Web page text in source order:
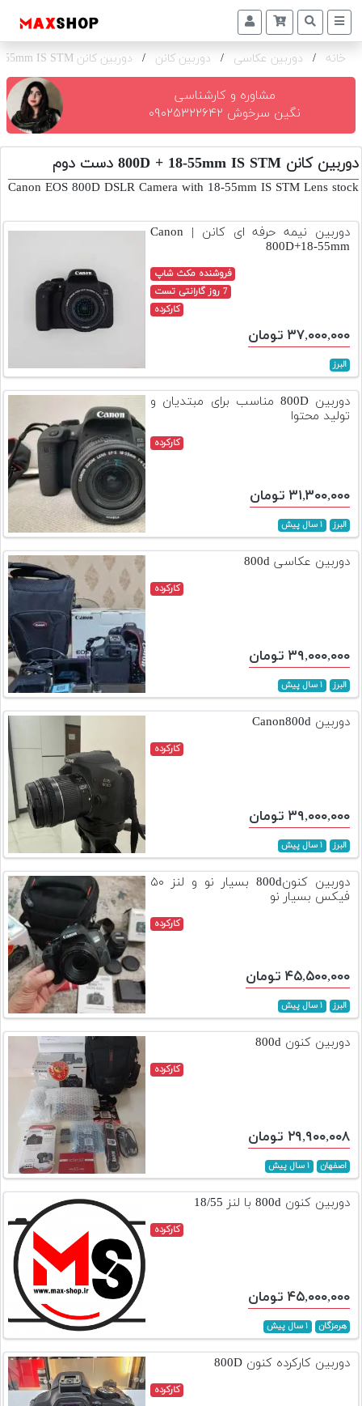
دوربین
و
تجهیزات
و
اکسسوری
دوم
دوربین
و
تجهیزات
مکث
پلاس
دست
دوم
لیست
قیمت
خانه / دوربین عکاسی / دوربین کانن / دوربین کانن 800D + 18-55mm IS STM
مشاوره و کارشناسی
نگین سرخوش ۰۹۰۲۵۳۲۲۶۴۲
دوربین کانن 800D + 18-55mm IS STM دست دوم
Canon EOS 800D DSLR Camera with 18-55mm IS STM Lens stock
دوربین نیمه حرفه ای کانن | Canon
800D+18-55mm
فروشنده مکث شاپ
7 روز گارانتی تست
کارکرده
۳۷,۰۰۰,۰۰۰ تومان
البرز
دوربین 800D مناسب برای مبتدیان و
تولید محتوا
کارکرده
۳۱,۳۰۰,۰۰۰ تومان
البرز ۱ سال پیش
دوربین عکاسی 800d
کارکرده
۳۹,۰۰۰,۰۰۰ تومان
البرز ۱ سال پیش
دوربین Canon800d
کارکرده
۳۹,۰۰۰,۰۰۰ تومان
البرز ۱ سال پیش
دوربین کنون800d بسیار نو و لنز ۵۰
فیکس بسیار نو
کارکرده
۴۵,۵۰۰,۰۰۰ تومان
البرز ۱ سال پیش
دوربین کنون 800d
کارکرده
۲۹,۹۰۰,۰۰۸ تومان
اصفهان ۱ سال پیش
دوربین کنون 800d با لنز 18/55
کارکرده
۴۵,۰۰۰,۰۰۰ تومان
هرمزگان ۱ سال پیش
دوربین کارکرده کنون 800D
کارکرده